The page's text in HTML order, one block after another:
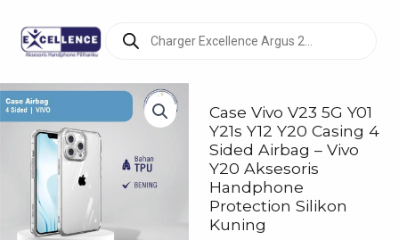
search
Case Vivo V23 5G Y01
Y21s Y12 Y20 Casing 4
Sided Airbag – Vivo
Y20 Aksesoris
Handphone
Protection Silikon
Kuning